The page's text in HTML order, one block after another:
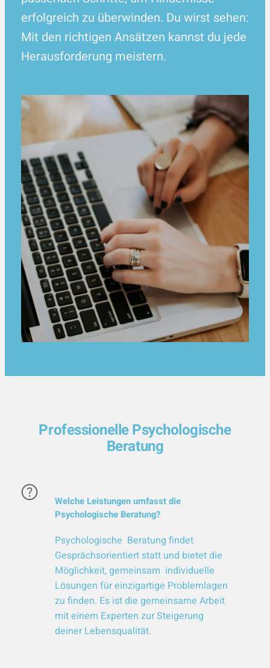
erfolgreich zu überwinden. Du wirst sehen:
Mit den richtigen Ansätzen kannst du jede
Herausforderung meistern.
Professionelle Psychologische
Beratung
Welche Leistungen umfasst die
Psychologische Beratung?
Psychologische Beratung findet
Gesprächsorientiert statt und bietet die
Möglichkeit, gemeinsam individuelle
Lösungen für einzigartige Problemlagen
zu finden. Es ist die gemeinsame Arbeit
mit einem Experten zur Steigerung
deiner Lebensqualität.